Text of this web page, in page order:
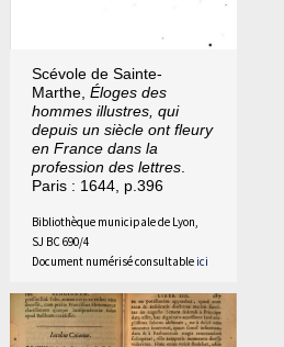
Scévole de Sainte-
Marthe, Éloges des
hommes illustres, qui
depuis un siècle ont fleury
en France dans la
profession des lettres.
Paris : 1644, p.396
Bibliothèque municipale de Lyon,
SJ BC 690/4
Document numérisé consultable ici